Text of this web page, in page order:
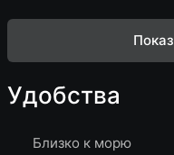
Удобства
Близко к морю